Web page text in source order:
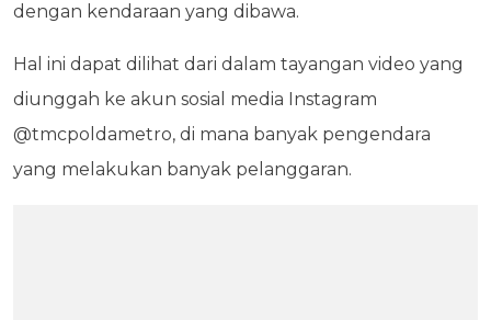
dengan kendaraan yang dibawa.
Hal ini dapat dilihat dari dalam tayangan video yang
diunggah ke akun sosial media Instagram
@tmcpoldametro, di mana banyak pengendara
yang melakukan banyak pelanggaran.